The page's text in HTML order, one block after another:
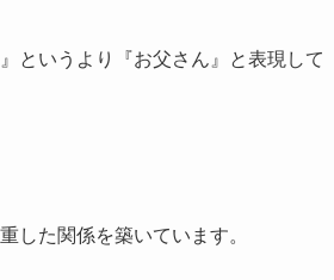
というより『お父さん』と表現して
した関係を築いています。